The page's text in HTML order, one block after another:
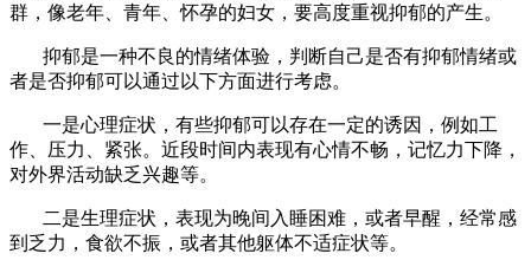
群，像老年、青年、怀孕的妇女，要高度重视抑郁的产生。
抑郁是一种不良的情绪体验，判断自己是否有抑郁情绪或
者是否抑郁可以通过以下方面进行考虑。
一是心理症状，有些抑郁可以存在一定的诱因，例如工
作、压力、紧张。近段时间内表现有心情不畅，记忆力下降，
对外界活动缺乏兴趣等。
二是生理症状，表现为晚间入睡困难，或者早醒，经常感
到乏力，食欲不振，或者其他躯体不适症状等。